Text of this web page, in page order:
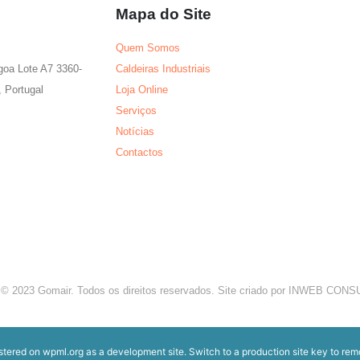
Lote A7 3360-
Portugal
Mapa do Site
Quem Somos
Caldeiras Industriais
Loja Online
Serviços
Notícias
Contactos
2023 Gomair. Todos os direitos reservados. Site criado por INWEB
on wpml.orgas a development site. Switch to a production site key to